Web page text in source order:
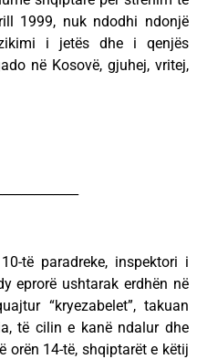
1999, nuk ndodhi ndonjë
i jetës dhe i qenjës
në Kosovë, gjuhej, vritej,
paradreke, inspektori i
eprorë ushtarak erdhën në
“kryezabelet”, takuan
të cilin e kanë ndalur dhe
orën 14-të, shqiptarët e këtij